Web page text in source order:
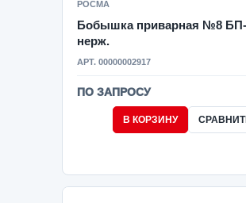
РОСМА
Бобышка приварная №8 БП-
нерж.
АРТ. 00000002917
ПО ЗАПРОСУ
В КОРЗИНУ